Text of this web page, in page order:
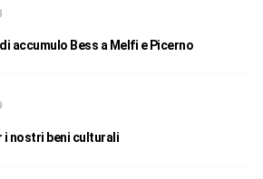
accumulo Bess a Melfi e Picerno
i nostri beni culturali